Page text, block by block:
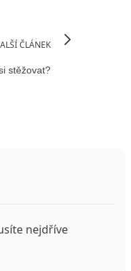
ČLÁNEK
stěžovat?
nejdříve